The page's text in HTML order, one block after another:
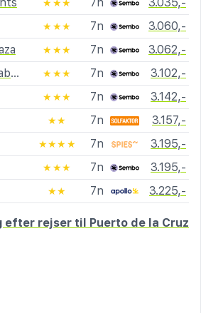
★★★
★★★ 7n
3.060,-
★★★ 7n
3.062,-
Apartments La Carabela
★★★ 7n
3.102,-
★★★ 7n
3.142,-
★★ 7n
3.157,-
★★★★ 7n
3.195,-
★★★ 7n
3.195,-
★★ 7n 3.225,-
efter rejser til Puerto de la Cruz